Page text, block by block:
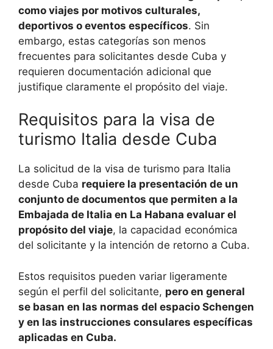
como viajes por motivos culturales,
deportivos o eventos específicos. Sin
embargo, estas categorías son menos
frecuentes para solicitantes desde Cuba y
requieren documentación adicional que
justifique claramente el propósito del viaje.
Requisitos para la visa de
turismo Italia desde Cuba
La solicitud de la visa de turismo para Italia
desde Cuba requiere la presentación de un
conjunto de documentos que permiten a la
Embajada de Italia en La Habana evaluar el
propósito del viaje, la capacidad económica
del solicitante y la intención de retorno a Cuba.
Estos requisitos pueden variar ligeramente
según el perfil del solicitante, pero en general
se basan en las normas del espacio Schengen
y en las instrucciones consulares específicas
aplicadas en Cuba.